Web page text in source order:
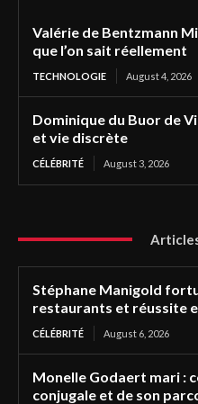
Valérie de Bentzmann
que l’on sait réellement
TECHNOLOGIE August 4, 2026
Dominique du Buor de
et vie discrète
CÉLÉBRITÉ August 3, 2026
Stéphane Manigold
restaurants et réussite
CÉLÉBRITÉ August 6, 2026
Monelle Godaert mari :
conjugale et de son